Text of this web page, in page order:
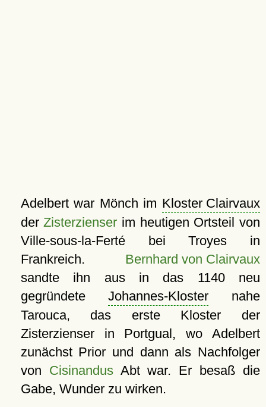
Adelbert war Mönch im Kloster Clairvaux
derZisterzienser im heutigen Ortsteil von
Ville-sous-la-Ferté bei Troyes in
Frankreich. Bernhard von Clairvaux
sandte ihn aus in das 1140 neu
gegründeteJohannes-Kloster nahe
Tarouca, das erste Kloster der
Zisterzienser in Portgual, wo Adelbert
zunächst Prior und dann als Nachfolger
von CisinandusAbt war. Er besaß die
Gabe, Wunder zu wirken.